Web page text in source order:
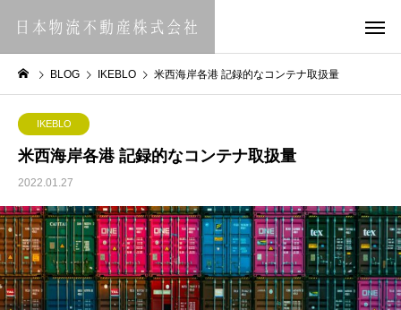
BLOG IKEBLO 米西海岸各港 記録的なコンテナ取扱量
IKEBLO
米西海岸各港 記録的なコンテナ取扱量
2022.01.27